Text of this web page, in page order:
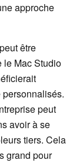
approche
être
le Mac Studio
peut
avoir à se
tiers. Cela
grand pour